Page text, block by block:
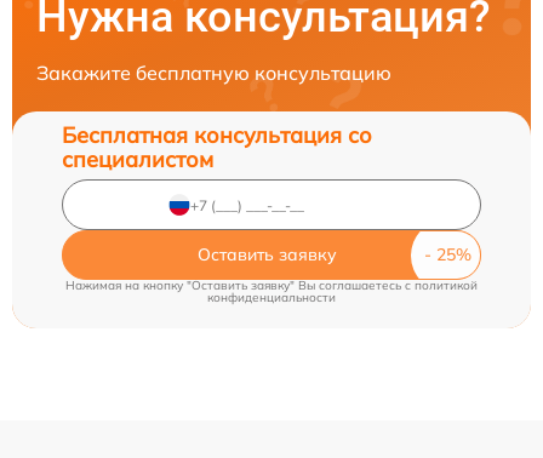
Нужна консультация?
Закажите бесплатную консультацию
Бесплатная консультация со
специалистом
Оставить заявку
Нажимая на кнопку "Оставить заявку" Вы соглашаетесь c политикой
конфиденциальности